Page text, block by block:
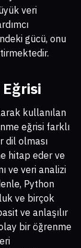
veri
gücü, onu
kullanılan
eğrisi farklı
dil olması
hitap eder ve
ve veri analizi
Python
ve birçok
ve anlaşılır
bir öğrenme